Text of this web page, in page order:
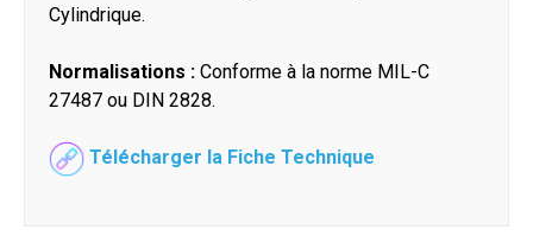
Cylindrique.
Normalisations : Conforme à la norme MIL-C
27487 ou DIN 2828.
Télécharger la Fiche Technique